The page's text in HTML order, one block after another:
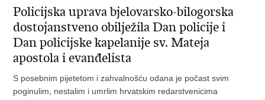
Policijska uprava bjelovarsko-bilogorska
dostojanstveno obilježila Dan policije i
Dan policijske kapelanije sv. Mateja
apostola i evanđelista
S posebnim pijetetom i zahvalnošću odana je počast svim
poginulim, nestalim i umrlim hrvatskim redarstvenicima